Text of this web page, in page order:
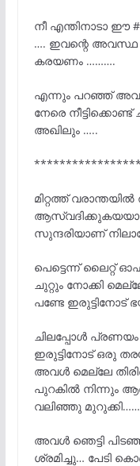
നീ എന്തിനാടാ ഈ
…. ഇവന്റെ അവസ്ഥ
കരയണം ……….
എന്നും പറഞ്ഞ്
നേരെ നീട്ടിക്കൊണ്ട്
അഖിലും …..
മിറ്റത്ത്
സുന്ദരിയാണ്
പെട്ടെന്ന് ലൈറ്റ്
ചുറ്റും നോക്കി
പണ്ടേ
ചിലപ്പോൾ പ്രണയം
ഇരുട്ടിനോട്‌ ഒരു
അവൾ മെല്ലേ
പുറകിൽ നിന്നും
വലിഞ്ഞു
അവൾ ഞെട്ടി
ശ്രമിച്ചു… പേടി